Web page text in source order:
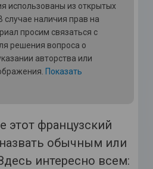
использованы из открытых
случае наличия прав на
просим связаться с
решения вопроса о
авторства или
Показать
этот французский
обычным или
интересно всем: